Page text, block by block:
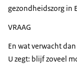
gezondheidszorg in
VRAAG
En wat verwacht
U zegt: blijf zoveel